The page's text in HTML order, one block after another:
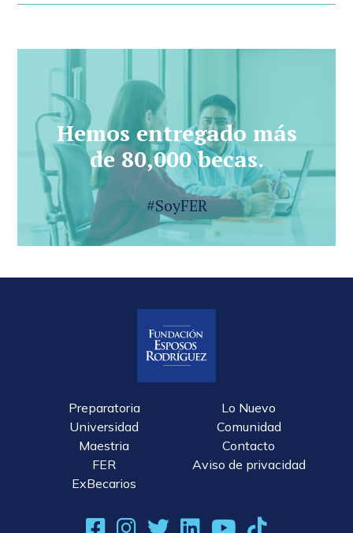
Hemos entregado más
de 80,000 becas.
#SoyFER
Preparatoria
Universidad
Maestria
FER
ExBecarios
Lo Nuevo
Comunidad
Contacto
Aviso de privacidad